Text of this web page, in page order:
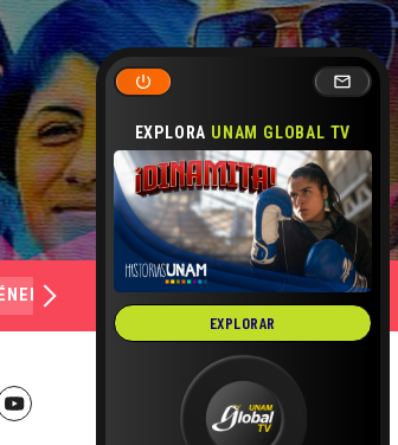
EXPLORA UNAM GLOBAL TV
EXPLORAR
Y SEXUALIDAD SALUD